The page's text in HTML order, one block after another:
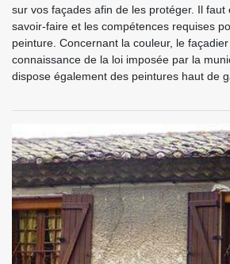
sur vos façades afin de les protéger. Il faut
savoir-faire et les compétences requises
peinture. Concernant la couleur, le
connaissance de la loi imposée par la
dispose également des peintures haut de